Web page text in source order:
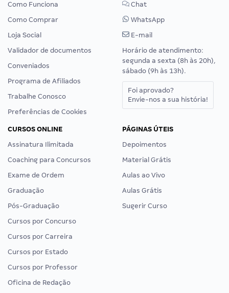
Como Funciona
Como Comprar
Loja Social
Validador de documentos
Conveniados
Programa de Afiliados
Trabalhe Conosco
Preferências de Cookies
Chat
WhatsApp
E-mail
Horário de atendimento:
segunda a sexta (8h às 20h),
sábado (9h às 13h).
Foi aprovado?
Envie-nos a sua história!
CURSOS ONLINE
Assinatura Ilimitada
Coaching para Concursos
Exame de Ordem
Graduação
Pós-Graduação
Cursos por Concurso
Cursos por Carreira
Cursos por Estado
Cursos por Professor
Oficina de Redação
PÁGINAS ÚTEIS
Depoimentos
Material Grátis
Aulas ao Vivo
Aulas Grátis
Sugerir Curso